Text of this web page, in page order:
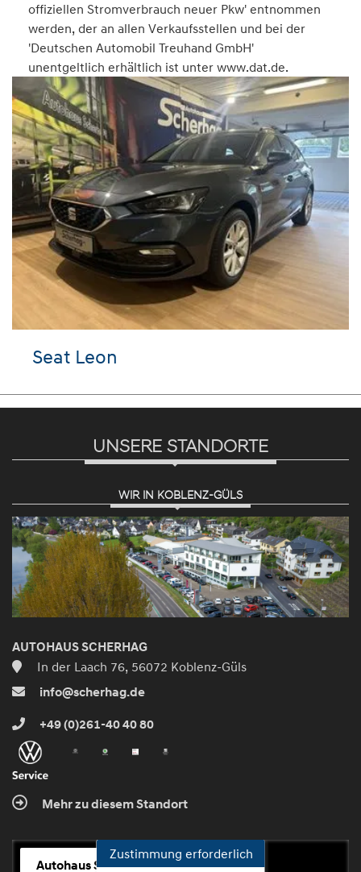
offiziellen Stromverbrauch neuer Pkw' entnommen
werden, der an allen Verkaufsstellen und bei der
'Deutschen Automobil Treuhand GmbH'
unentgeltlich erhältlich ist unter www.dat.de.
Seat Leon
UNSERE STANDORTE
WIR IN KOBLENZ-GÜLS
AUTOHAUS SCHERHAG
In der Laach 76, 56072 Koblenz-Güls
info@scherhag.de
+49 (0)261-40 40 80
Mehr zu diesem Standort
Autohaus Scherhag
Zustimmung erforderlich